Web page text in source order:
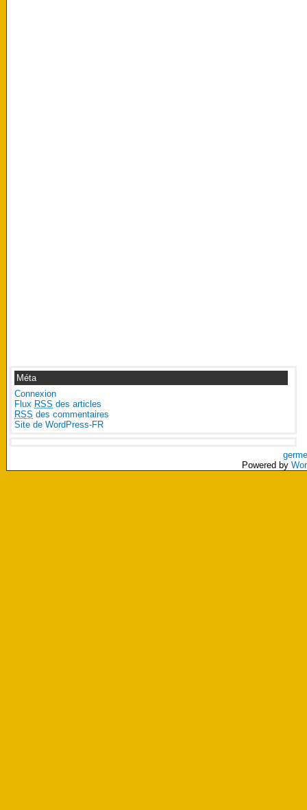
Méta
Connexion
Flux RSS des articles
RSS des commentaires
Site de WordPress-FR
Powered by